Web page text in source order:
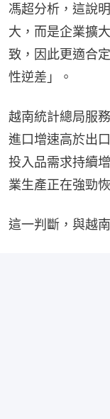
馮超分析，這說
大，而是企業擴
致，因此更適合
性逆差」。
越南統計總局服
進口增速高於出
投入品需求持續
業生產正在強勁
這一判斷，與越